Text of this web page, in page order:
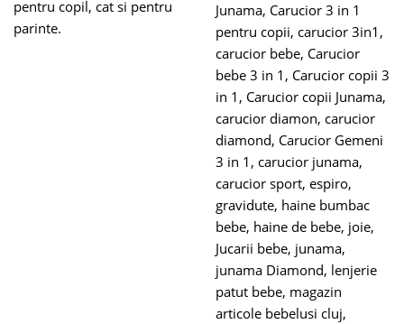
pentru copil, cat si pentru
parinte.
Junama, Carucior 3 in 1
pentru copii, carucior 3in1 ,
carucior bebe, Carucior
bebe 3 in 1 , Carucior copii 3
in 1 , Carucior copii Junama,
carucior diamon, carucior
diamond, Carucior Gemeni
3 in 1 , carucior junama,
carucior sport, espiro,
gravidute, haine bumbac
bebe, haine de bebe, joie,
Jucarii bebe, junama,
junama Diamond, lenjerie
patut bebe, magazin
articole bebelusi cluj,